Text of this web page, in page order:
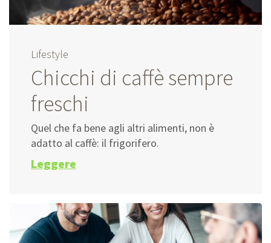
Lifestyle
Chicchi di caffè sempre
freschi
Quel che fa bene agli altri alimenti, non è
adatto al caffè: il frigorifero.
Leggere